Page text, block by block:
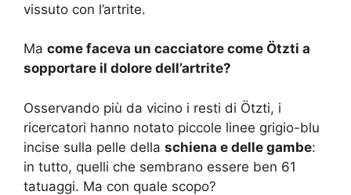
vissuto con l’artrite.
Ma come faceva un cacciatore come Ötzti a
sopportare il dolore dell’artrite?
Osservando più da vicino i resti di Ötzti, i
ricercatori hanno notato piccole linee grigio-blu
incise sulla pelle della schiena e delle gambe:
in tutto, quelli che sembrano essere ben 61
tatuaggi. Ma con quale scopo?